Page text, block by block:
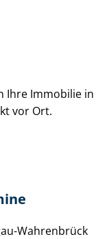
Ihre Immobilie in
vor Ort.
Wahrenbrück